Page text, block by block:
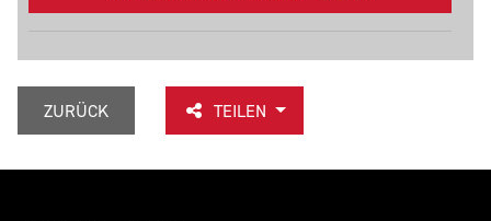
ZURÜCK TEILEN